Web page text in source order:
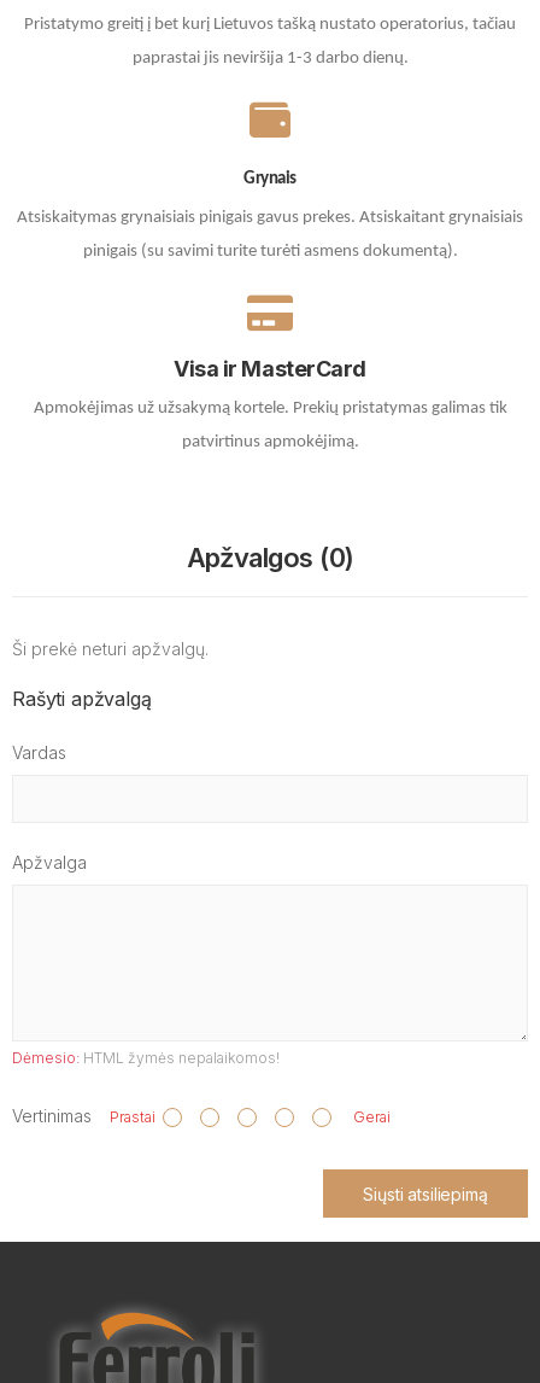
Pristatymo greitį į bet kurį Lietuvos tašką nustato operatorius, tačiau
paprastai jis neviršija 1-3 darbo dienų.
Grynais
Atsiskaitymas grynaisiais pinigais gavus prekes. Atsiskaitant grynaisiais
pinigais (su savimi turite turėti asmens dokumentą).
Visa ir MasterCard
Apmokėjimas už užsakymą kortele. Prekių pristatymas galimas tik
patvirtinus apmokėjimą.
Apžvalgos (0)
Ši prekė neturi apžvalgų.
Rašyti apžvalgą
Vardas
Apžvalga
Dėmesio: HTML žymės nepalaikomos!
Vertinimas Prastai Gerai
Siųsti atsiliepimą